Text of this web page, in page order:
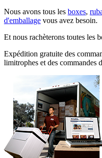
Nous avons tous les boxes,
d'emballage vous avez besoin.
Et nous rachèterons toutes les
Expédition gratuite des
limitrophes et des commandes